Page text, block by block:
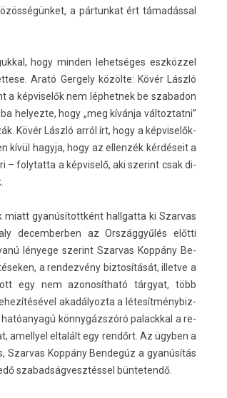
a pár­tunkat ért támadással
hogy mind­en lehet­séges eszközzel
Arató Ger­ge­ly közölte: Kövér László
a kép­viselők nem lép­hetnek be szabadon
helyez­te, hogy „meg kívánja vál­toztat­ni”
Kövér László arról írt, hogy a kép­viselők­
kívül hagyja, hogy az el­lenzék kérdéseit a
– folytat­ta a kép­viselő, aki szerint csak di­
miatt gyanúsítottként hallgat­ta ki Szar­vas
de­cem­berb­en az Országgyűlés előtti
lényege szerint Szar­vas Koppány Be­
a re­ndez­vény bi­ztosítását, il­let­ve a
egy nem azonosít­ható tárgyat, több
akadályoz­ta a létesít­ménybiz­
könnygázszóró palackk­al a re­
amel­lyel eltalált egy rendőrt. Az ügyben a
Szar­vas Koppány Be­ndegúz a gyanúsítás
szabad­ságvesztés­sel bün­tetendő.